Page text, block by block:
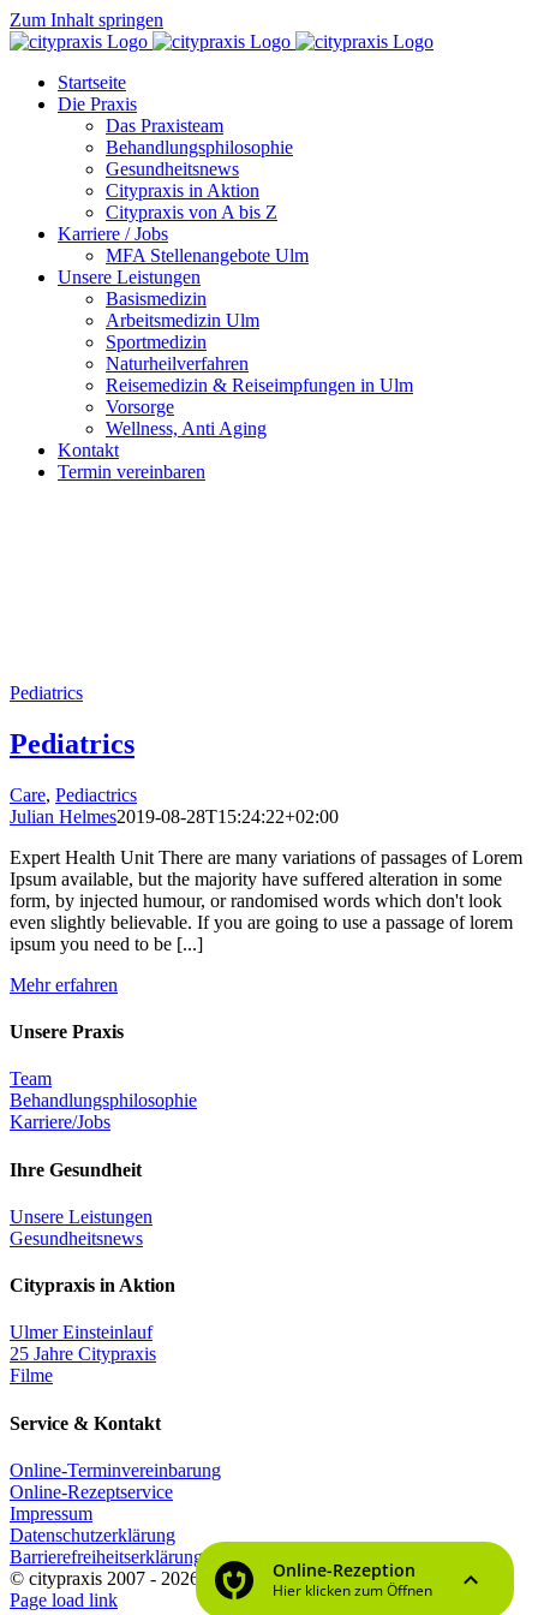
Zum Inhalt springen
Startseite
Die Praxis
Das Praxisteam
Behandlungsphilosophie
Gesundheitsnews
Citypraxis in Aktion
Citypraxis von A bis Z
Karriere / Jobs
MFA Stellenangebote Ulm
Unsere Leistungen
Basismedizin
Arbeitsmedizin Ulm
Sportmedizin
Naturheilverfahren
Reisemedizin & Reiseimpfungen in Ulm
Vorsorge
Wellness, Anti Aging
Kontakt
Termin vereinbaren
Pediatrics
Pediatrics
Care, Pediactrics
Julian Helmes2019-08-28T15:24:22+02:00
Expert Health Unit There are many variations of passages of Lorem
Ipsum available, but the majority have suffered alteration in some
form, by injected humour, or randomised words which don't look
even slightly believable. If you are going to use a passage of lorem
ipsum you need to be [...]
Mehr erfahren
Unsere Praxis
Team
Behandlungsphilosophie
Karriere/Jobs
Ihre Gesundheit
Unsere Leistungen
Gesundheitsnews
Citypraxis in Aktion
Ulmer Einsteinlauf
25 Jahre Citypraxis
Filme
Service & Kontakt
Online-Terminvereinbarung
Online-Rezeptservice
Impressum
Datenschutzerklärung
Barrierefreiheitserklärung
© citypraxis 2007 - 2026
Page load link